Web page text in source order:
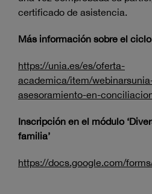
certificado de asistencia.
Más información sobre el ciclo
https://unia.es/es/oferta-
academica/item/
asesoramiento-en-
Inscripción en el módulo
familia’
https://docs.google.com/